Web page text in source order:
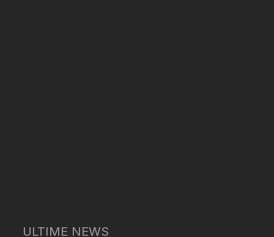
ULTIME NEWS